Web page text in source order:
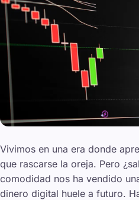
Vivimos en una era donde
que rascarse la oreja. Pero
comodidad nos ha vendido
dinero digital huele a futuro.